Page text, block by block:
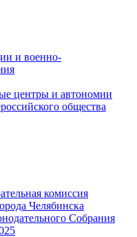
и военно-
центры и автономии
общества
комиссия
Челябинска
Собрания